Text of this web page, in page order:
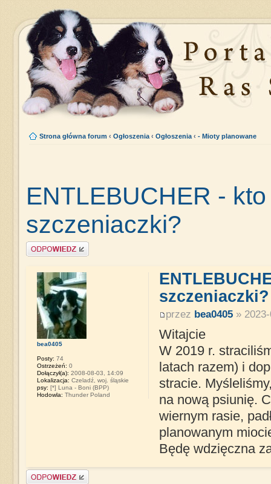
Strona główna forum ‹ Ogłoszenia ‹ Ogłoszenia ‹ - Mioty planowane
ENTLEBUCHER -
szczeniaczki?
Napisz komentarz
szczeniaczki?
przez bea0405» 2023-
Witajcie
W 2019 r.
latach razem) i
stracie.
na nową psiunię.
wiernym rasie,
planowanym
Będę wdzięczna
bea0405
Posty: 74
Ostrzeżeń: 0
Dołączył(a): 2008-08-03, 14:09
Lokalizacja: Czeladź, woj. śląskie
psy: [*] Luna - Boni (BPP)
Hodowla: Thunder Poland
Napisz komentarz